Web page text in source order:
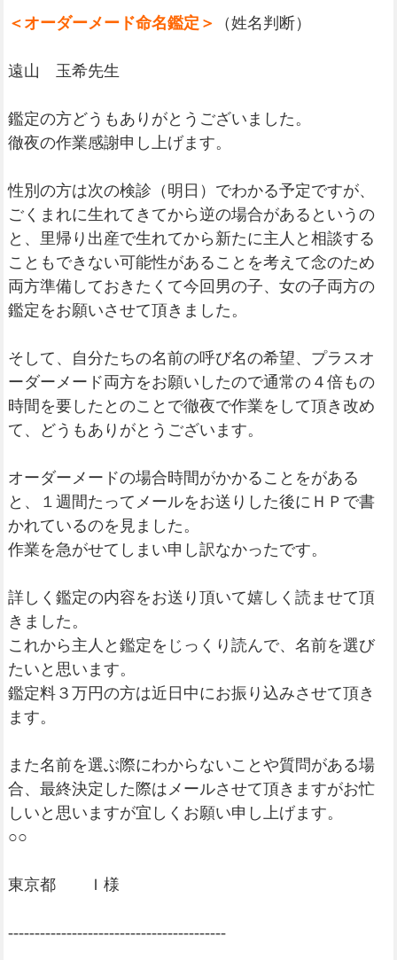
＜オーダーメード命名鑑定＞ （姓名判断）
遠山 玉希先生
鑑定の方どうもありがとうございました。
徹夜の作業感謝申し上げます。
性別の方は次の検診（明日）でわかる予定ですが、
ごくまれに生れてきてから逆の場合があるというの
と、里帰り出産で生れてから新たに主人と相談する
こともできない可能性があることを考えて念のため
両方準備しておきたくて今回男の子、女の子両方の
鑑定をお願いさせて頂きました。
そして、自分たちの名前の呼び名の希望、プラスオ
ーダーメード両方をお願いしたので通常の４倍もの
時間を要したとのことで徹夜で作業をして頂き改め
て、どうもありがとうございます。
オーダーメードの場合時間がかかることをがある
と、１週間たってメールをお送りした後にＨＰで書
かれているのを見ました。
作業を急がせてしまい申し訳なかったです。
詳しく鑑定の内容をお送り頂いて嬉しく読ませて頂
きました。
これから主人と鑑定をじっくり読んで、名前を選び
たいと思います。
鑑定料３万円の方は近日中にお振り込みさせて頂き
ます。
また名前を選ぶ際にわからないことや質問がある場
合、最終決定した際はメールさせて頂きますがお忙
しいと思いますが宜しくお願い申し上げます。
○○
東京都 Ｉ様
-----------------------------------------